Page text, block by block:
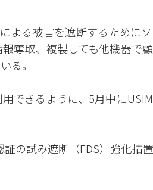
よる被害を遮断するために
奪取、複製しても他機器で
る。
できるように、5月中に
の試み遮断（FDS）強化措